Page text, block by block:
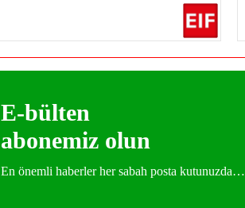
E-bülten
abonemiz olun
En önemli haberler her sabah posta kutunuzda…